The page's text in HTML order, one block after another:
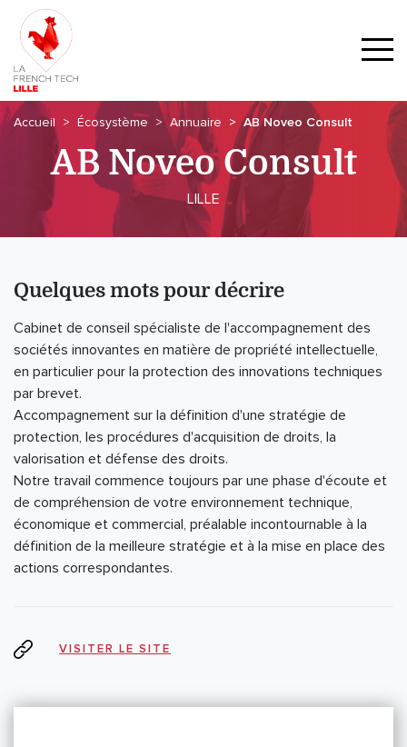
Accueil Écosystème Annuaire AB Noveo Consult
AB Noveo Consult
LILLE
Quelques mots pour décrire
Cabinet de conseil spécialiste de l'accompagnement des
sociétés innovantes en matière de propriété intellectuelle,
en particulier pour la protection des innovations techniques
par brevet.
Accompagnement sur la définition d'une stratégie de
protection, les procédures d'acquisition de droits, la
valorisation et défense des droits.
Notre travail commence toujours par une phase d'écoute et
de compréhension de votre environnement technique,
économique et commercial, préalable incontournable à la
définition de la meilleure stratégie et à la mise en place des
actions correspondantes.
VISITER LE SITE